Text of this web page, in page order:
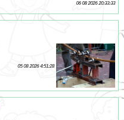
06 08 2026 20:33:33
05 08 2026 4:51:28